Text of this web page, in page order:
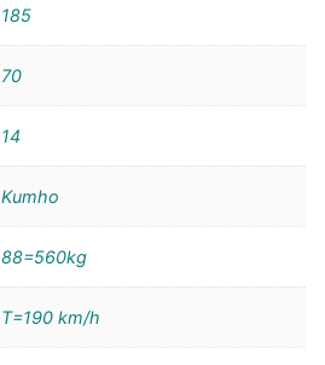
185
70
14
Kumho
88=560kg
T=190 km/h